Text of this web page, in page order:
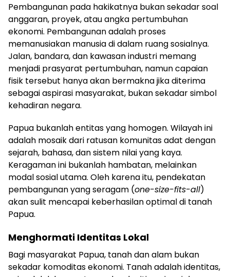
Pembangunan pada hakikatnya bukan sekadar soal
anggaran, proyek, atau angka pertumbuhan
ekonomi. Pembangunan adalah proses
memanusiakan manusia di dalam ruang sosialnya.
Jalan, bandara, dan kawasan industri memang
menjadi prasyarat pertumbuhan, namun capaian
fisik tersebut hanya akan bermakna jika diterima
sebagai aspirasi masyarakat, bukan sekadar simbol
kehadiran negara.
Papua bukanlah entitas yang homogen. Wilayah ini
adalah mosaik dari ratusan komunitas adat dengan
sejarah, bahasa, dan sistem nilai yang kaya.
Keragaman ini bukanlah hambatan, melainkan
modal sosial utama. Oleh karena itu, pendekatan
pembangunan yang seragam (one-size-fits-all)
akan sulit mencapai keberhasilan optimal di tanah
Papua.
Menghormati Identitas Lokal
Bagi masyarakat Papua, tanah dan alam bukan
sekadar komoditas ekonomi. Tanah adalah identitas,